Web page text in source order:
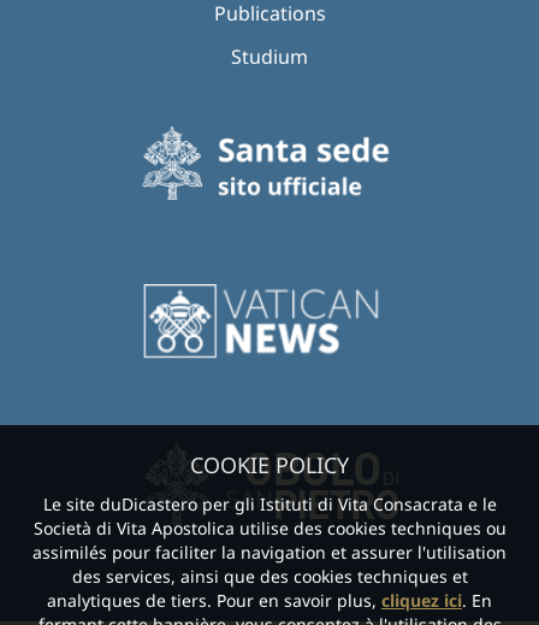
Publications
Studium
COOKIE POLICY
Le site duDicastero per gli Istituti di Vita Consacrata e le
Società di Vita Apostolica utilise des cookies techniques ou
assimilés pour faciliter la navigation et assurer l'utilisation
des services, ainsi que des cookies techniques et
analytiques de tiers. Pour en savoir plus, cliquez ici. En